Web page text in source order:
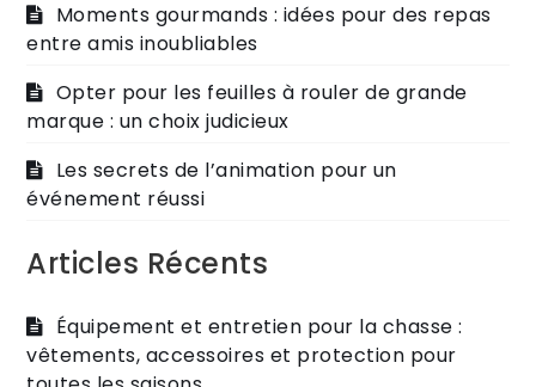
Moments gourmands : idées pour des repas
entre amis inoubliables
Opter pour les feuilles à rouler de grande
marque : un choix judicieux
Les secrets de l’animation pour un
événement réussi
Articles Récents
Équipement et entretien pour la chasse :
vêtements, accessoires et protection pour